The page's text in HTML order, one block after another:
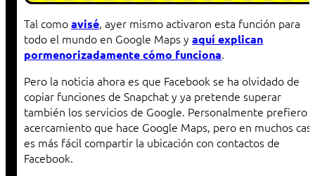
Tal comoavisé, ayer mismo activaron esta función para
todo el mundo en Google Maps y aquí explican
pormenorizadamente cómo funciona.
Pero la noticia ahora es que Facebook se ha olvidado de
copiar funciones de Snapchat y ya pretende superar
también los servicios de Google. Personalmente prefiero
acercamiento que hace Google Maps, pero en muchos
es más fácil compartir la ubicación con contactos de
Facebook.